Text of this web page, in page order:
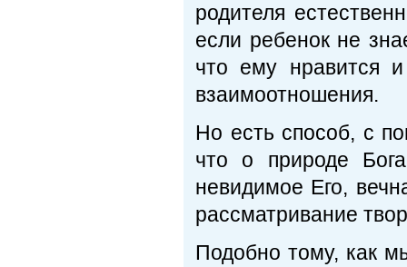
родителя
если ребенок не
что ему нравится
взаимоотношения.
Но есть способ, с
что о природе
невидимое Его,
рассматривание
Подобно тому, как